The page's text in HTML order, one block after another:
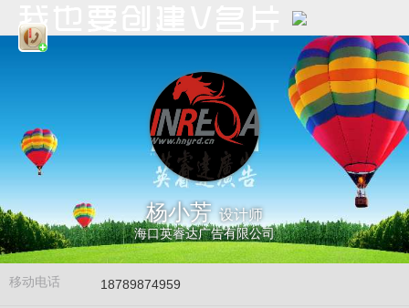
杨小芳 设计师
海口英睿达广告有限公司
移动电话 18789874959